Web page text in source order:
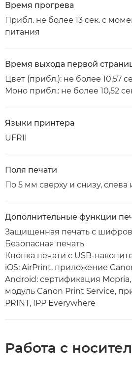
Время прогрева
Прибл. не более 13 сек. с
питания
Время выхода первой
Цвет (прибл.): не более 10,57
Моно прибл.: не более 10,52
Языки принтера
UFRII
Поля печати
По 5 мм сверху и снизу, слева
Дополнительные функции
Защищенная печать с
Безопасная печать
Кнопка печати с USB-
iOS: AirPrint, приложение
Android: сертификация
модуль Canon Print Service,
PRINT, IPP Everywhere
Работа с